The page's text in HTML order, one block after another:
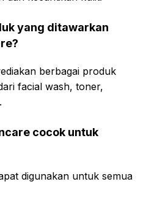
yang ditawarkan
berbagai produk
facial wash, toner,
cocok untuk
digunakan untuk semua